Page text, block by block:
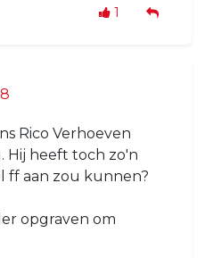
1
Rico Verhoeven
Hij heeft toch zo'n
ff aan zou kunnen?
opgraven om